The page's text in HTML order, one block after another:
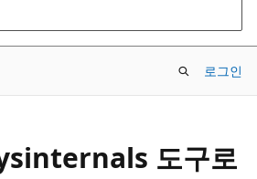
로그인
도구로